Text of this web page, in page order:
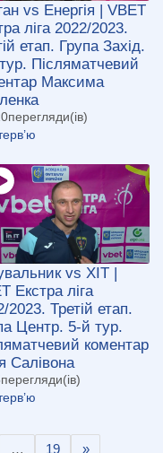
vs Енергія | VBET
ліга 2022/2023.
етап. Група Захід.
Післяматчевий
Максима
перегляди(ів)
vs ХІТ |
Екстра ліга
2023. Третій етап.
Центр. 5-й тур.
коментар
Салівона
перегляди(ів)
… 19 »